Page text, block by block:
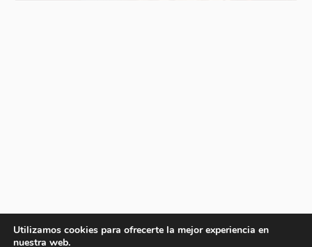
Utilizamos cookies para ofrecerte la mejor experiencia en
nuestra web.